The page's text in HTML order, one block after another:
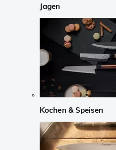
Jagen
Kochen & Speisen